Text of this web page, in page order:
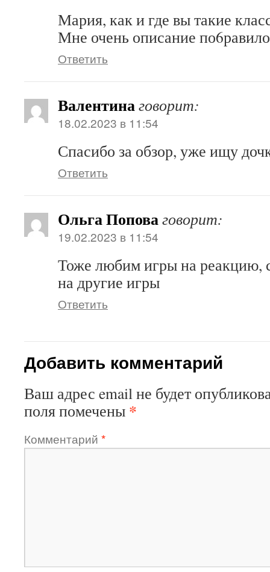
Мария, как и где вы такие
Мне очень описание
Ответить
Валентинаговорит:
18.02.2023 в 11:54
Спасибо за обзор, уже ищу
Ответить
Ольга Поповаговорит:
19.02.2023 в 11:54
Тоже любим игры на реакцию,
на другие игры
Ответить
Добавить комментарий
Ваш адрес email не будет
поля помечены *
Комментарий *